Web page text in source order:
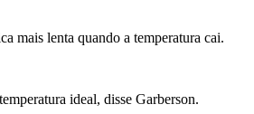
mais lenta quando a temperatura cai.
ideal, disse Garberson.